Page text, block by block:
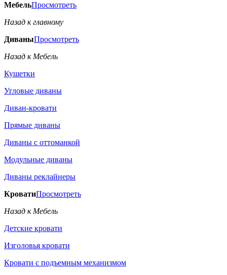
МебельПросмотреть
Назад к главному
ДиваныПросмотреть
Назад к Мебель
Кушетки
Угловые диваны
Диван-кровати
Прямые диваны
Диваны с оттоманкой
Модульные диваны
Диваны реклайнеры
КроватиПросмотреть
Назад к Мебель
Детские кровати
Изголовья кровати
Кровати с подъемным механизмом